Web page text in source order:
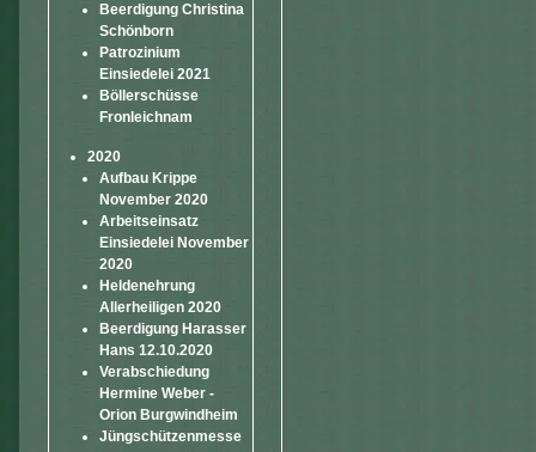
Beerdigung Christina
Schönborn
Patrozinium
Einsiedelei 2021
Böllerschüsse
Fronleichnam
2020
Aufbau Krippe
November 2020
Arbeitseinsatz
Einsiedelei November
2020
Heldenehrung
Allerheiligen 2020
Beerdigung Harasser
Hans 12.10.2020
Verabschiedung
Hermine Weber -
Orion Burgwindheim
Jüngschützenmesse